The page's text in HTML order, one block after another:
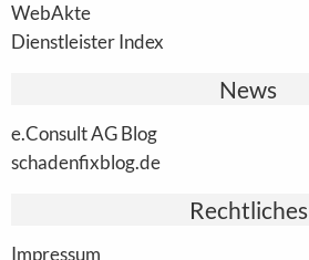
WebAkte
Dienstleister Index
News
e.Consult AG Blog
schadenfixblog.de
Rechtliches
Impressum